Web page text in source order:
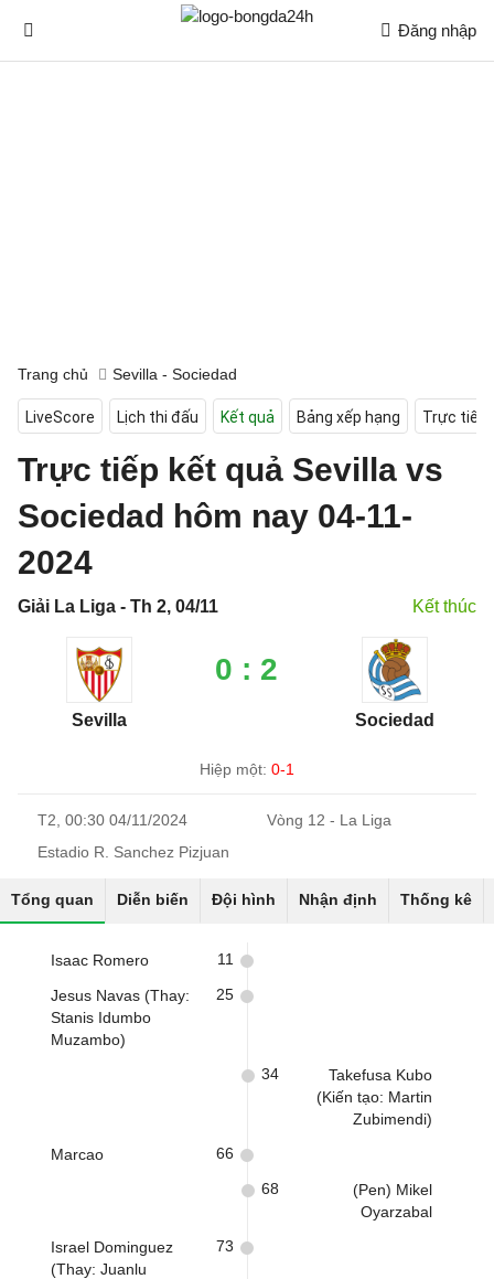
Đăng nhập
Trang chủ Sevilla - Sociedad
LiveScore Lịch thi đấu Kết quả Bảng xếp hạng Trực tiếp
Trực tiếp kết quả Sevilla vs
Sociedad hôm nay 04-11-
2024
Giải La Liga - Th 2, 04/11 Kết thúc
Sevilla
0 : 2
Sociedad
Hiệp một: 0-1
T2, 00:30 04/11/2024
Vòng 12 - La Liga
Estadio R. Sanchez Pizjuan
Tổng quan Diễn biến Đội hình Nhận định Thống kê
Isaac Romero 11
Jesus Navas (Thay:
Stanis Idumbo
Muzambo)
25
Takefusa Kubo
(Kiến tạo: Martin
Zubimendi)
34
Marcao 66
(Pen) Mikel
Oyarzabal
68
Israel Dominguez
(Thay: Juanlu
73